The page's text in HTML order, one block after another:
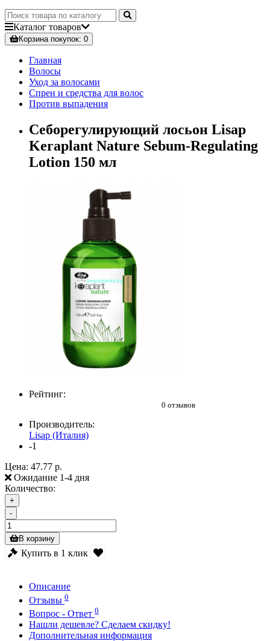
Каталог товаров
Корзинапокупок: 0
Главная
Волосы
Уход за волосами
Спреи и средства для волос
Против выпадения
Себорегулирующий лосьон Lisap
Keraplant Nature Sebum-Regulating
Lotion 150 мл
Рейтинг:
0 отзывов
Производитель:
Lisap (Италия)
-1
Цена: 47.77 р.
Ожидание 1-4 дня
Количество:
+
-
В корзину
Купить в 1 клик
Описание
Отзывы 0
Вопрос - Ответ 0
Нашли дешевле? Сделаем скидку!
Дополнительная информация